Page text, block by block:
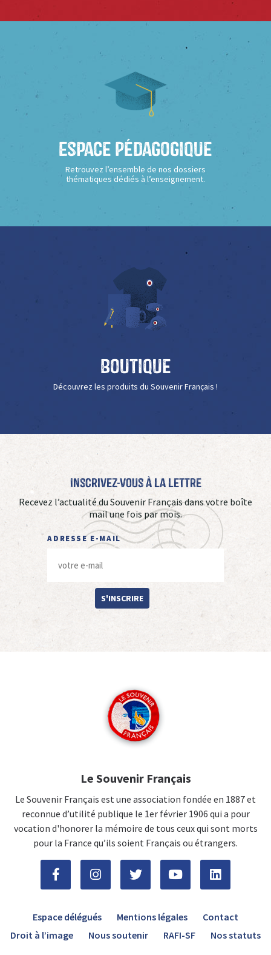
Espace Pédagogique
Retrouvez l’ensemble de nos dossiers
thématiques dédiés à l’enseignement.
Boutique
Découvrez les produits du Souvenir Français !
Inscrivez-vous à La Lettre
Recevez l’actualité du Souvenir Français dans votre boîte
mail une fois par mois.
ADRESSE E-MAIL
S'INSCRIRE
Le Souvenir Français
Le Souvenir Français est une association fondée en 1887 et
reconnue d’utilité publique le 1er février 1906 qui a pour
vocation d'honorer la mémoire de tous ceux qui sont morts
pour la France qu’ils soient Français ou étrangers.
Espace délégués Mentions légales
Contact
Droit à l’image
Nous soutenir RAFI-SF Nos statuts